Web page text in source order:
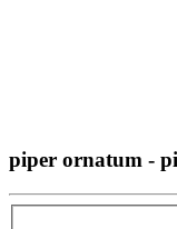
piper ornatum -